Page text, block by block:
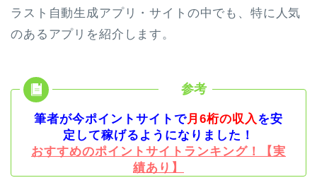
ラスト自動生成アプリ・サイトの中でも、特に人気
のあるアプリを紹介します。
筆者が今ポイントサイトで月6桁の収入を安
定して稼げるようになりました！
おすすめのポイントサイトランキング！【実
績あり】